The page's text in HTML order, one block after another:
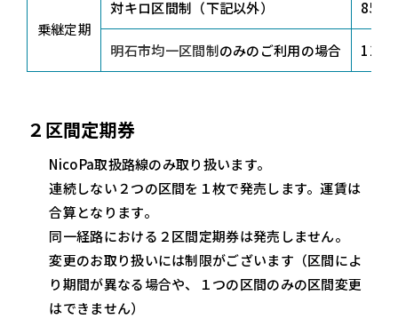
乗継定期
対キロ区間制（下記以外） 85円
明石市均一区間制のみのご利用の場合 110
２区間定期券
NicoPa取扱路線のみ取り扱います。
連続しない２つの区間を１枚で発売します。運賃は
合算となります。
同一経路における２区間定期券は発売しません。
変更のお取り扱いには制限がございます（区間によ
り期間が異なる場合や、１つの区間のみの区間変更
はできません）